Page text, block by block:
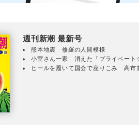
週刊新潮 最新号
熊本地震 修羅の人間模様
小室さん一家 消えた「プライベート
ヒールを履いて国会で座りこみ 高市